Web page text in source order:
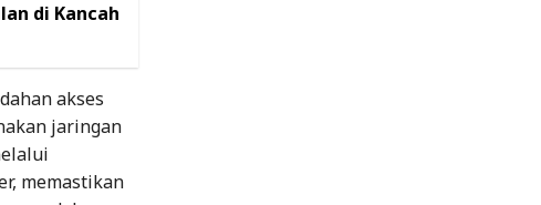
di Kancah
akses
jaringan
memastikan